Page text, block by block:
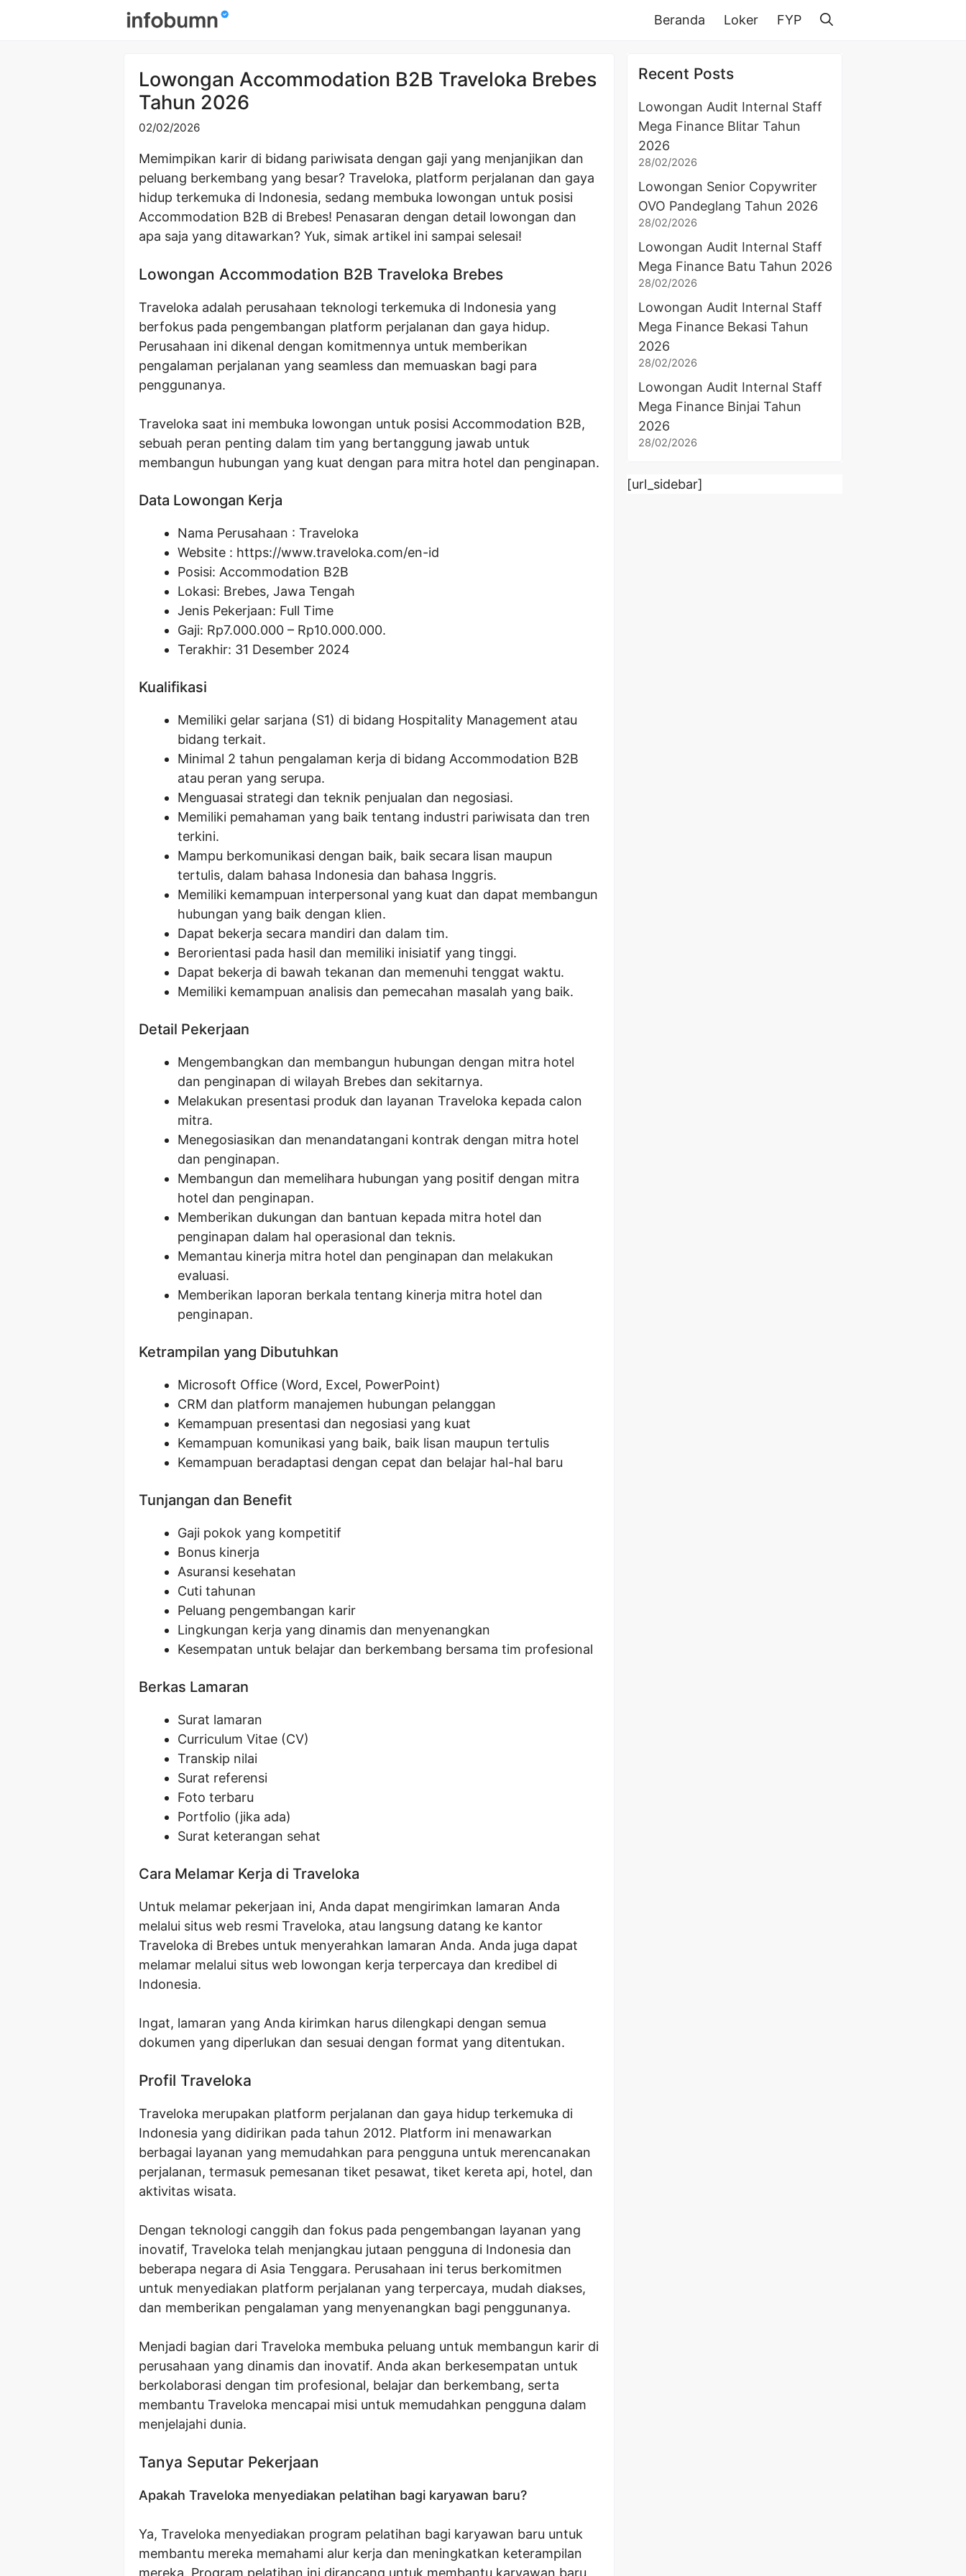
Beranda Loker FYP
Lowongan Accommodation B2B Traveloka Brebes
Tahun 2026
02/02/2026
Memimpikan karir di bidang pariwisata dengan gaji yang menjanjikan dan
peluang berkembang yang besar? Traveloka, platform perjalanan dan gaya
hidup terkemuka di Indonesia, sedang membuka lowongan untuk posisi
Accommodation B2B di Brebes! Penasaran dengan detail lowongan dan
apa saja yang ditawarkan? Yuk, simak artikel ini sampai selesai!
Lowongan Accommodation B2B Traveloka Brebes
Traveloka adalah perusahaan teknologi terkemuka di Indonesia yang
berfokus pada pengembangan platform perjalanan dan gaya hidup.
Perusahaan ini dikenal dengan komitmennya untuk memberikan
pengalaman perjalanan yang seamless dan memuaskan bagi para
penggunanya.
Traveloka saat ini membuka lowongan untuk posisi Accommodation B2B,
sebuah peran penting dalam tim yang bertanggung jawab untuk
membangun hubungan yang kuat dengan para mitra hotel dan penginapan.
Data Lowongan Kerja
Nama Perusahaan : Traveloka
Website : https://www.traveloka.com/en-id
Posisi: Accommodation B2B
Lokasi: Brebes, Jawa Tengah
Jenis Pekerjaan: Full Time
Gaji: Rp7.000.000 – Rp10.000.000.
Terakhir: 31 Desember 2024
Kualifikasi
Memiliki gelar sarjana (S1) di bidang Hospitality Management atau
bidang terkait.
Minimal 2 tahun pengalaman kerja di bidang Accommodation B2B
atau peran yang serupa.
Menguasai strategi dan teknik penjualan dan negosiasi.
Memiliki pemahaman yang baik tentang industri pariwisata dan tren
terkini.
Mampu berkomunikasi dengan baik, baik secara lisan maupun
tertulis, dalam bahasa Indonesia dan bahasa Inggris.
Memiliki kemampuan interpersonal yang kuat dan dapat membangun
hubungan yang baik dengan klien.
Dapat bekerja secara mandiri dan dalam tim.
Berorientasi pada hasil dan memiliki inisiatif yang tinggi.
Dapat bekerja di bawah tekanan dan memenuhi tenggat waktu.
Memiliki kemampuan analisis dan pemecahan masalah yang baik.
Detail Pekerjaan
Mengembangkan dan membangun hubungan dengan mitra hotel
dan penginapan di wilayah Brebes dan sekitarnya.
Melakukan presentasi produk dan layanan Traveloka kepada calon
mitra.
Menegosiasikan dan menandatangani kontrak dengan mitra hotel
dan penginapan.
Membangun dan memelihara hubungan yang positif dengan mitra
hotel dan penginapan.
Memberikan dukungan dan bantuan kepada mitra hotel dan
penginapan dalam hal operasional dan teknis.
Memantau kinerja mitra hotel dan penginapan dan melakukan
evaluasi.
Memberikan laporan berkala tentang kinerja mitra hotel dan
penginapan.
Ketrampilan yang Dibutuhkan
Microsoft Office (Word, Excel, PowerPoint)
CRM dan platform manajemen hubungan pelanggan
Kemampuan presentasi dan negosiasi yang kuat
Kemampuan komunikasi yang baik, baik lisan maupun tertulis
Kemampuan beradaptasi dengan cepat dan belajar hal-hal baru
Tunjangan dan Benefit
Gaji pokok yang kompetitif
Bonus kinerja
Asuransi kesehatan
Cuti tahunan
Peluang pengembangan karir
Lingkungan kerja yang dinamis dan menyenangkan
Kesempatan untuk belajar dan berkembang bersama tim profesional
Berkas Lamaran
Surat lamaran
Curriculum Vitae (CV)
Transkip nilai
Surat referensi
Foto terbaru
Portfolio (jika ada)
Surat keterangan sehat
Cara Melamar Kerja di Traveloka
Untuk melamar pekerjaan ini, Anda dapat mengirimkan lamaran Anda
melalui situs web resmi Traveloka, atau langsung datang ke kantor
Traveloka di Brebes untuk menyerahkan lamaran Anda. Anda juga dapat
melamar melalui situs web lowongan kerja terpercaya dan kredibel di
Indonesia.
Ingat, lamaran yang Anda kirimkan harus dilengkapi dengan semua
dokumen yang diperlukan dan sesuai dengan format yang ditentukan.
Profil Traveloka
Traveloka merupakan platform perjalanan dan gaya hidup terkemuka di
Indonesia yang didirikan pada tahun 2012. Platform ini menawarkan
berbagai layanan yang memudahkan para pengguna untuk merencanakan
perjalanan, termasuk pemesanan tiket pesawat, tiket kereta api, hotel, dan
aktivitas wisata.
Dengan teknologi canggih dan fokus pada pengembangan layanan yang
inovatif, Traveloka telah menjangkau jutaan pengguna di Indonesia dan
beberapa negara di Asia Tenggara. Perusahaan ini terus berkomitmen
untuk menyediakan platform perjalanan yang terpercaya, mudah diakses,
dan memberikan pengalaman yang menyenangkan bagi penggunanya.
Menjadi bagian dari Traveloka membuka peluang untuk membangun karir di
perusahaan yang dinamis dan inovatif. Anda akan berkesempatan untuk
berkolaborasi dengan tim profesional, belajar dan berkembang, serta
membantu Traveloka mencapai misi untuk memudahkan pengguna dalam
menjelajahi dunia.
Tanya Seputar Pekerjaan
Apakah Traveloka menyediakan pelatihan bagi karyawan baru?
Ya, Traveloka menyediakan program pelatihan bagi karyawan baru untuk
membantu mereka memahami alur kerja dan meningkatkan keterampilan
mereka. Program pelatihan ini dirancang untuk membantu karyawan baru
Recent Posts
Lowongan Audit Internal Staff
Mega Finance Blitar Tahun
2026
28/02/2026
Lowongan Senior Copywriter
OVO Pandeglang Tahun 2026
28/02/2026
Lowongan Audit Internal Staff
Mega Finance Batu Tahun 2026
28/02/2026
Lowongan Audit Internal Staff
Mega Finance Bekasi Tahun
2026
28/02/2026
Lowongan Audit Internal Staff
Mega Finance Binjai Tahun
2026
28/02/2026
[url_sidebar]